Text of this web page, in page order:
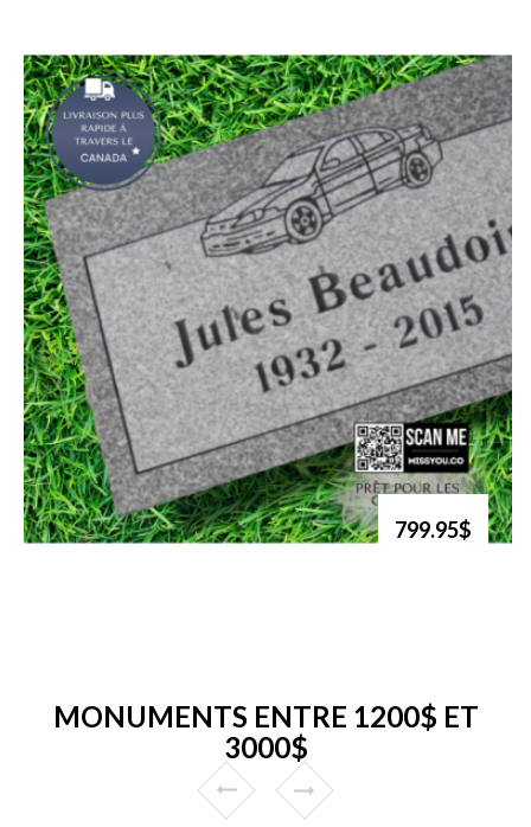
799.95$
MONUMENTS ENTRE 1200$ ET
3000$